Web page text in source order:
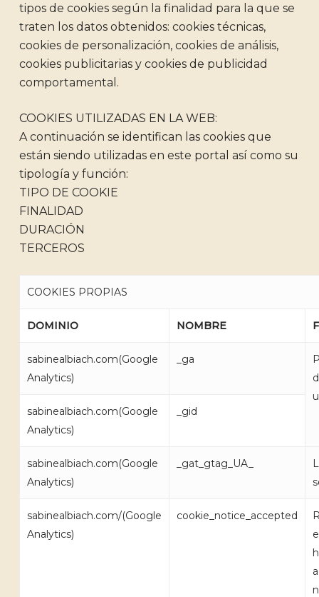
tipos de cookies según la finalidad para la que se
traten los datos obtenidos: cookies técnicas,
cookies de personalización, cookies de análisis,
cookies publicitarias y cookies de publicidad
comportamental.
COOKIES UTILIZADAS EN LA WEB:
A continuación se identifican las cookies que
están siendo utilizadas en este portal así como su
tipología y función:
TIPO DE COOKIE
FINALIDAD
DURACIÓN
TERCEROS
COOKIES PROPIAS
DOMINIO NOMBRE
sabinealbiach.com(Google
Analytics)
_ga
sabinealbiach.com(Google
Analytics)
_gid
sabinealbiach.com(Google
Analytics)
_gat_gtag_UA_
sabinealbiach.com/(Google
Analytics)
cookie_notice_accepted